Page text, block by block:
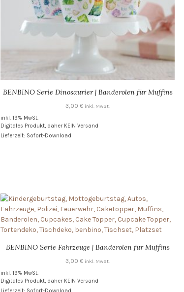
BENBINO Serie Dinosaurier | Banderolen für Muffins
3,00€ inkl. MwSt.
inkl. 19% MwSt.
Digitales Produkt, daher KEIN Versand
Lieferzeit: Sofort-Download
BENBINO Serie Fahrzeuge | Banderolen für Muffins
3,00€ inkl. MwSt.
inkl. 19% MwSt.
Digitales Produkt, daher KEIN Versand
Lieferzeit: Sofort-Download